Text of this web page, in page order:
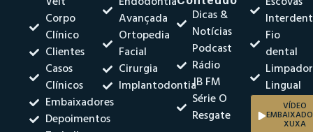
Corpo
Clínico
Clientes
Casos
Clínicos
Embaixadores
Depoimentos
Avançada
Ortopedia
Facial
Cirurgia
Implantodontia
Dicas &
Notícias
Podcast
Rádio
JB FM
Série O
Resgate
Fio
dental
Limpador
Lingual
VÍDEO
XUXA